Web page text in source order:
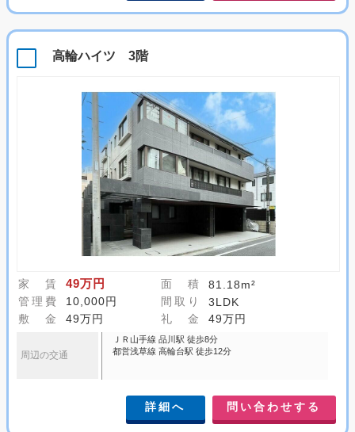
高輪ハイツ 3階
家 賃 49万円 面 積
81.18m²
管理費
10,000円 間取り
3LDK
敷 金
49万円 礼 金 49万円
周辺の交通
ＪＲ山手線 品川駅 徒歩8分
都営浅草線 高輪台駅 徒歩12分
詳細へ 問い合わせする